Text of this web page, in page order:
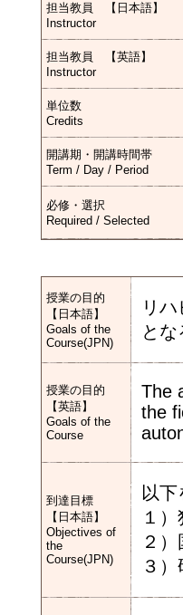
担当教員 【日本語】
Instructor
担当教員 【英語】
Instructor
単位数
Credits
開講期・開講時間帯
Term / Day / Period
必修・選択
Required / Selected
授業の目的
【日本語】
Goals of the
Course(JPN)
リ
と
授業の目的
【英語】
Goals of the
Course
The
the
到達目標
【日本語】
Objectives of
the
Course(JPN)
以下
１
２
３